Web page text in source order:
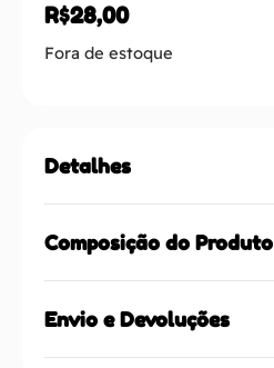
R$28,00
Fora de estoque
Detalhes
Composição do Produto
Envio e Devoluções